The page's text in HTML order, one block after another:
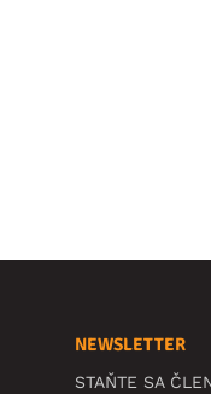
NEWSLETTER
STAŇTE SA